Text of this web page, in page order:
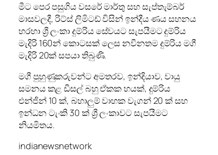
මීට පෙර පසුගිය වසරේ මාර්තු සහ සැප්තැම්බර්
මාසවලදී, රිට්ස් ලිමිටඩ් විසින් ඉන්දීය ණය සහනය
හරහා ශ්‍රී ලංකා දුම්රිය සේවයට සැපයීමට දුම්රිය
මැදිරි 160න් කොටසක් ලෙස නවීනතම දුම්රිය මගී
මැදිරි 20ක් සපයා තිබුණි.
මගී පුහුණුකරුවන්ට අමතරව, ඉන්දියාව, වායු
සමනය කළ ඩීසල් බහු ඒකක හයක්, දුම්රිය
එන්ජින් 10 ක්, බහාලුම් වාහක වැගන් 20 ක් සහ
ඉන්ධන ටැංකි 30 ක් ශ්‍රී ලංකාවට සැපයීමට
නියමිතය.
indianewsnetwork